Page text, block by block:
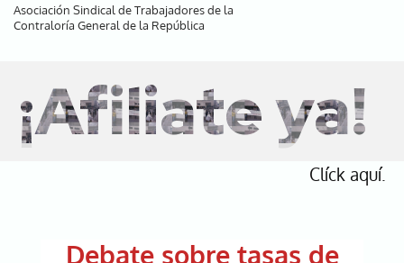
Asociación Sindical de Trabajadores de la
Contraloría General de la República
¡Afiliate ya!
Clíck aquí.
Debate sobre tasas de